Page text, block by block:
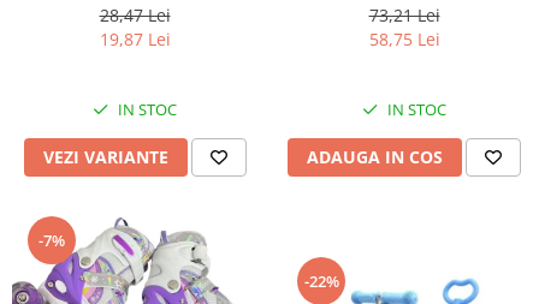
28,47 Lei
19,87 Lei
IN STOC
VEZI VARIANTE
73,21 Lei
58,75 Lei
IN STOC
ADAUGA IN COS
-7%
-22%